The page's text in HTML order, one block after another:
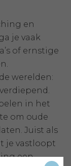
en
je vaak
of ernstige
werelden:
in het
om oude
Juist als
je vastloopt
een